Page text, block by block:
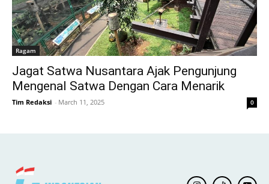
Ragam
Jagat Satwa Nusantara Ajak Pengunjung
Mengenal Satwa Dengan Cara Menarik
Tim Redaksi - March 11, 2025 0